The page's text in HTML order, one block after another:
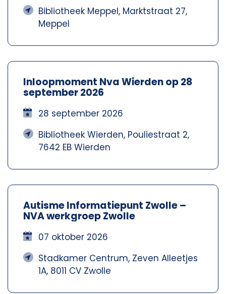
Bibliotheek Meppel, Marktstraat 27,
Meppel
Inloopmoment Nva Wierden op 28
september 2026
28 september 2026
Bibliotheek Wierden, Pouliestraat 2,
7642 EB Wierden
Autisme Informatiepunt Zwolle –
NVA werkgroep Zwolle
07 oktober 2026
Stadkamer Centrum, Zeven Alleetjes
1A, 8011 CV Zwolle